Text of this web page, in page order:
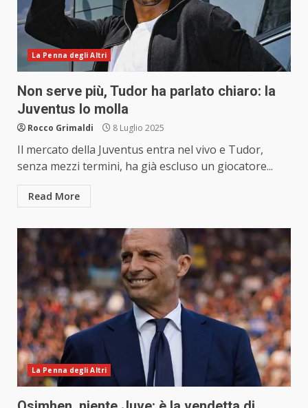
La Penna degli Altri
Non serve più, Tudor ha parlato chiaro: la
Juventus lo molla
Rocco Grimaldi 8 Luglio 2025
Il mercato della Juventus entra nel vivo e Tudor,
senza mezzi termini, ha già escluso un giocatore...
Read More
La Penna degli Altri